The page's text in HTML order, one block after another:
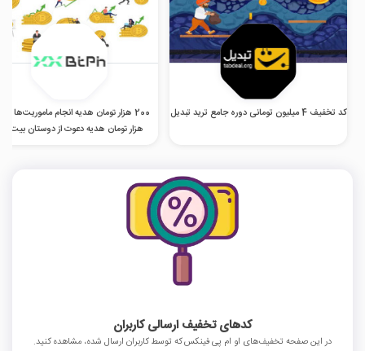
کد تخفیف 4 میلیون تومانی دوره جامع ترید تبدیل
هزار تومان هدیه دعوت از دوستان بیت
کدهای تخفیف ارسالی کاربران
در این صفحه تخفیف‌های او ام پی فینکس که توسط کاربران ارسال شده، مشاهده کنید.